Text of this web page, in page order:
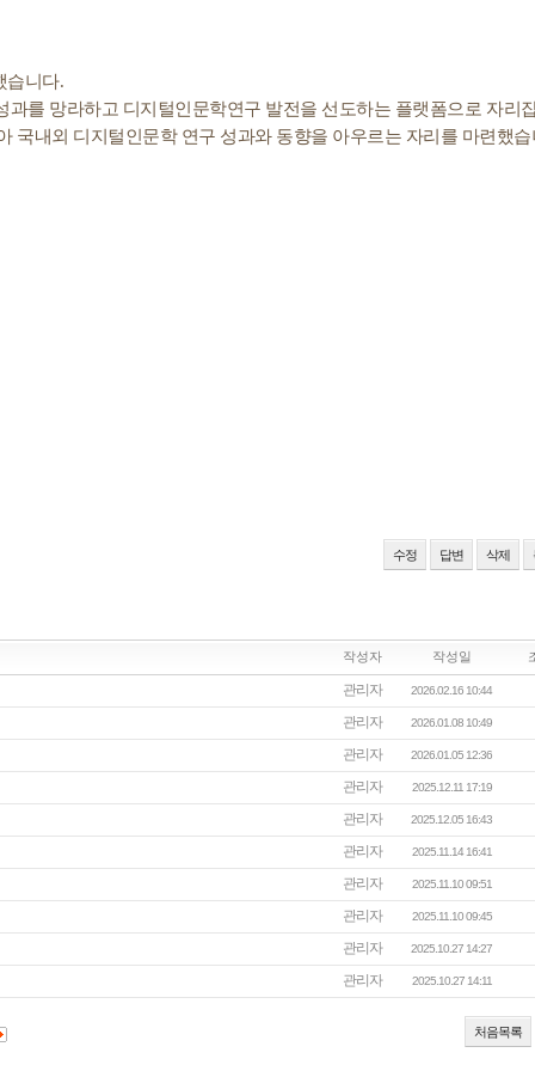
습니다.
과를 망라하고 디지털인문학연구 발전을 선도하는 플랫폼으로 자리
국내외 디지털인문학 연구 성과와 동향을 아우르는 자리를 마련했습
수정 답변 삭제
작성자 작성일
관리자 2026.02.16 10:44
관리자 2026.01.08 10:49
관리자 2026.01.05 12:36
관리자 2025.12.11 17:19
관리자 2025.12.05 16:43
관리자 2025.11.14 16:41
관리자 2025.11.10 09:51
관리자 2025.11.10 09:45
관리자 2025.10.27 14:27
관리자 2025.10.27 14:11
처음목록